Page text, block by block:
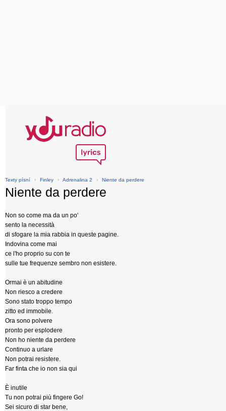
Texty písní › Finley › Adrenalina 2 › Niente da perdere
Niente da perdere
Non so come ma da un po'
sento la necessità
di sfogare la mia rabbia in queste pagine.
Indovina come mai
ce l'ho proprio su con te
sulle tue frequenze sembro non esistere.
Ormai è un abitudine
Non riesco a credere
Sono stato troppo tempo
zitto ed immobile.
Ora sono polvere
pronto per esplodere
Non ho niente da perdere
Continuo a urlare
Non potrai resistere.
Far finta che io non sia qui
È inutile
Tu non potrai più fingere Go!
Sei sicuro di star bene,